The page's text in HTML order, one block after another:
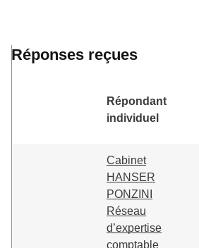
Réponses reçues
Répondant
individuel
Cabinet
HANSER
PONZINI
Réseau
d’expertise
comptable